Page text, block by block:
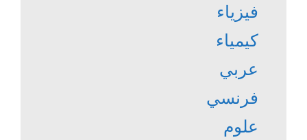
فيزياء
كيمياء
عربي
فرنسي
علوم